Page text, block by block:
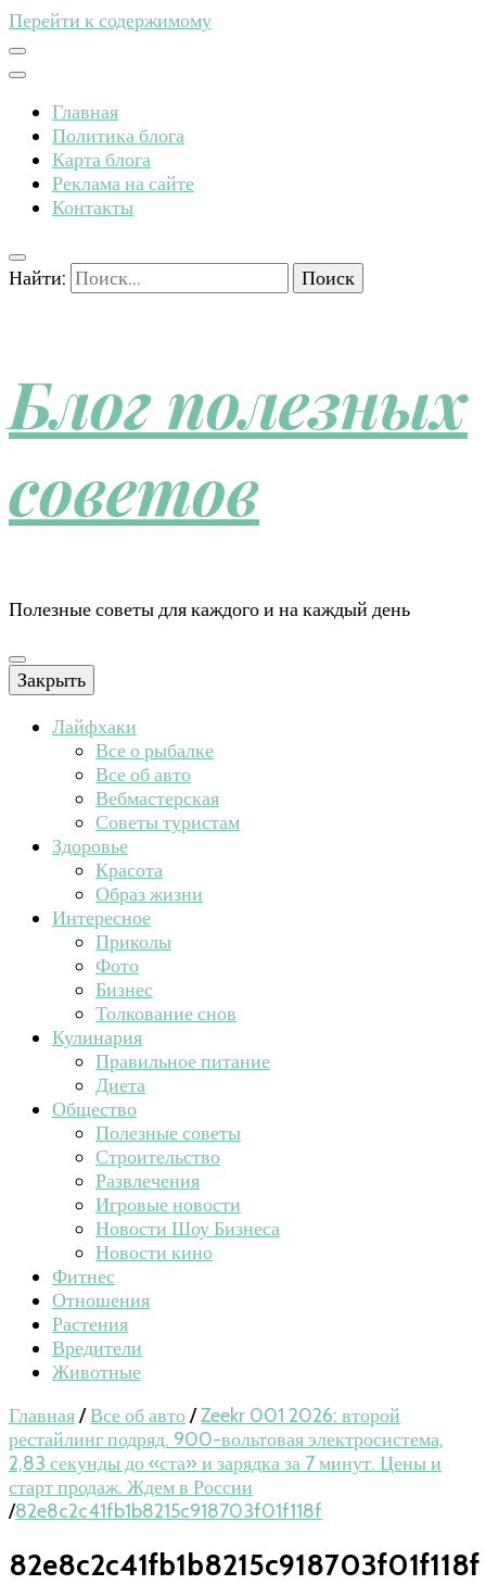
Перейти к содержимому
Главная
Политика блога
Карта блога
Реклама на сайте
Контакты
Найти:
Блог полезных
советов
Полезные советы для каждого и на каждый день
Закрыть
Лайфхаки
Все о рыбалке
Все об авто
Вебмастерская
Советы туристам
Здоровье
Красота
Образ жизни
Интересное
Приколы
Фото
Бизнес
Толкование снов
Кулинария
Правильное питание
Диета
Общество
Полезные советы
Строительство
Развлечения
Игровые новости
Новости Шоу Бизнеса
Новости кино
Фитнес
Отношения
Растения
Вредители
Животные
Главная/Все об авто/Zeekr 001 2026: второй
рестайлинг подряд. 900-вольтовая электросистема,
2,83 секунды до «ста» и зарядка за 7 минут. Цены и
старт продаж. Ждем в России
/82e8c2c41fb1b8215c918703f01f118f
82e8c2c41fb1b8215c918703f01f118f